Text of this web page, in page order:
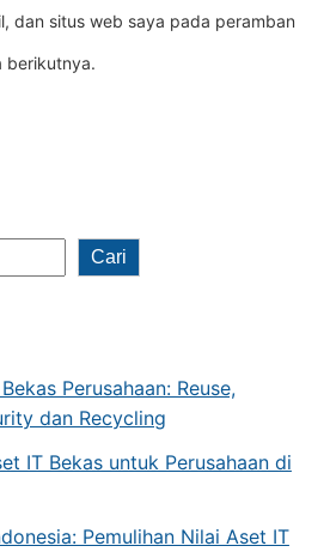
Cari
Perusahaan: Reuse,
dan Recycling
IT Bekas untuk Perusahaan di
Pemulihan Nilai Aset IT
dan situs web saya pada peramban
berikutnya.